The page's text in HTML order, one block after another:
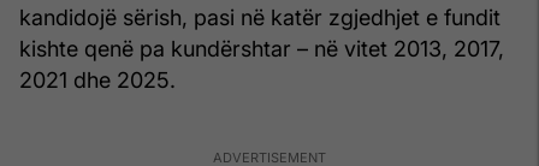
kandidojë sërish, pasi në katër zgjedhjet e fundit
kishte qenë pa kundërshtar – në vitet 2013, 2017,
2021 dhe 2025.